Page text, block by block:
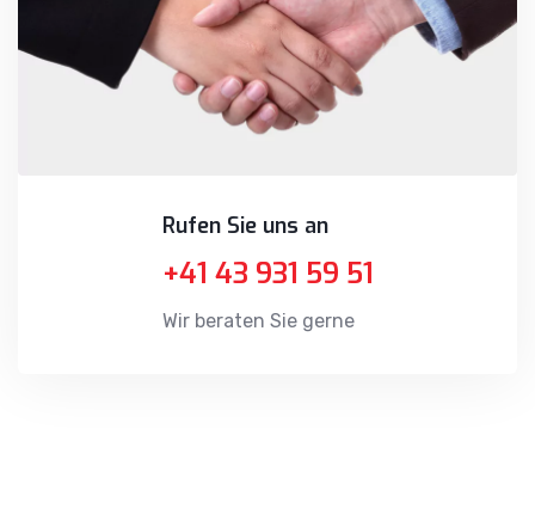
Rufen Sie uns an
+41 43 931 59 51
Wir beraten Sie gerne